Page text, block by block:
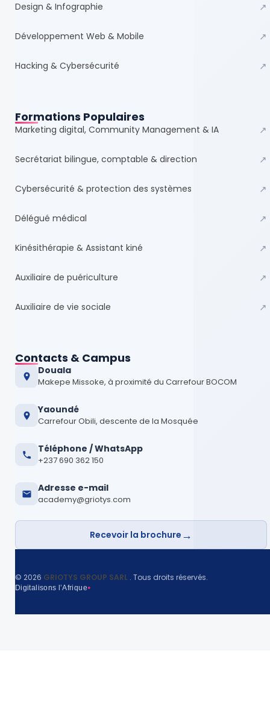
Design & Infographie ↗
Développement Web & Mobile ↗
Hacking & Cybersécurité ↗
Formations Populaires
Marketing digital, Community Management & IA ↗
Secrétariat bilingue, comptable & direction ↗
Cybersécurité & protection des systèmes ↗
Délégué médical ↗
Kinésithérapie & Assistant kiné ↗
Auxiliaire de puériculture ↗
Auxiliaire de vie sociale ↗
Contacts & Campus
Douala
Makepe Missoke, à proximité du Carrefour BOCOM
Yaoundé
Carrefour Obili, descente de la Mosquée
Téléphone / WhatsApp
+237 690 362 150
Adresse e-mail
academy@griotys.com
Recevoir la brochure →
© 2026 GRIOTYS GROUP SARL . Tous droits réservés.
Digitalisons l’Afrique●